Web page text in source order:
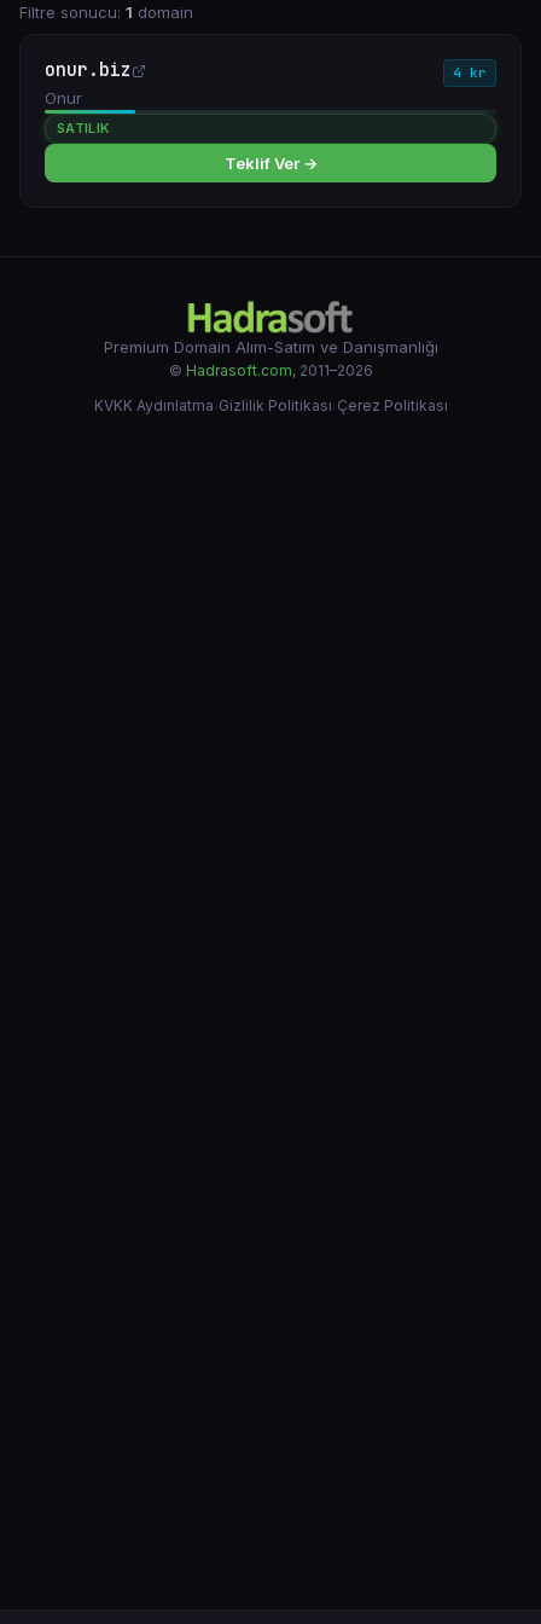
Filtre sonucu: 1 domain
onur.biz 4 kr
Onur
SATILIK
Teklif Ver →
Premium Domain Alım-Satım ve Danışmanlığı
© Hadrasoft.com, 2011–2026
KVKK Aydınlatma·Gizlilik Politikası·Çerez Politikası